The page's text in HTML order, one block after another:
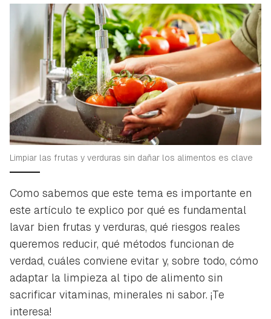
Limpiar las frutas y verduras sin dañar los alimentos es clave
Como sabemos que este tema es importante en
este artículo te explico por qué es fundamental
lavar bien frutas y verduras, qué riesgos reales
queremos reducir, qué métodos funcionan de
verdad, cuáles conviene evitar y, sobre todo, cómo
adaptar la limpieza al tipo de alimento sin
sacrificar vitaminas, minerales ni sabor. ¡Te
interesa!